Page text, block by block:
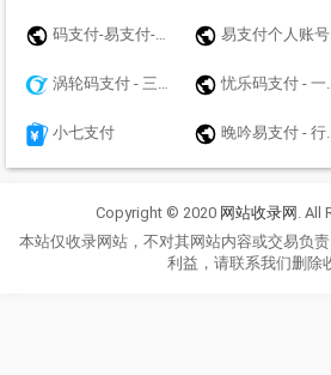
码支付-易支付-源支付-聚合支付-爱码付-爱上扫码支付-码支付官网 易支付个人账号免签约支付api接口网站收款码实时通知工具码支付平台-猴支付
涡轮码支付 - 三网免挂稳定 忧乐码支付 - 一个专业的系统平台开发商,值得一试
小七支付 晚吟易支付 - 行业领先的免签约支付平台
Copyright © 2020 网站收录网 . All
本站仅收录网站，不对其网站内容或交易负
利益，请联系我们删除